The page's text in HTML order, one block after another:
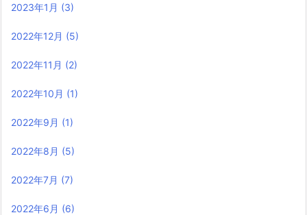
2023年1月 (3)
2022年12月 (5)
2022年11月 (2)
2022年10月 (1)
2022年9月 (1)
2022年8月 (5)
2022年7月 (7)
2022年6月 (6)